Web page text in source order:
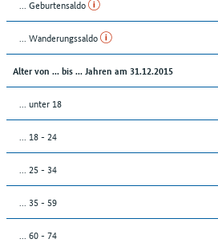
... Geburtensaldo
... Wanderungssaldo
Alter von ... bis ... Jahren am 31.12.2015
... unter 18
... 18 - 24
... 25 - 34
... 35 - 59
... 60 - 74